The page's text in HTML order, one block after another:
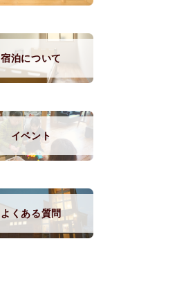
宿泊について
イベント
よくある質問